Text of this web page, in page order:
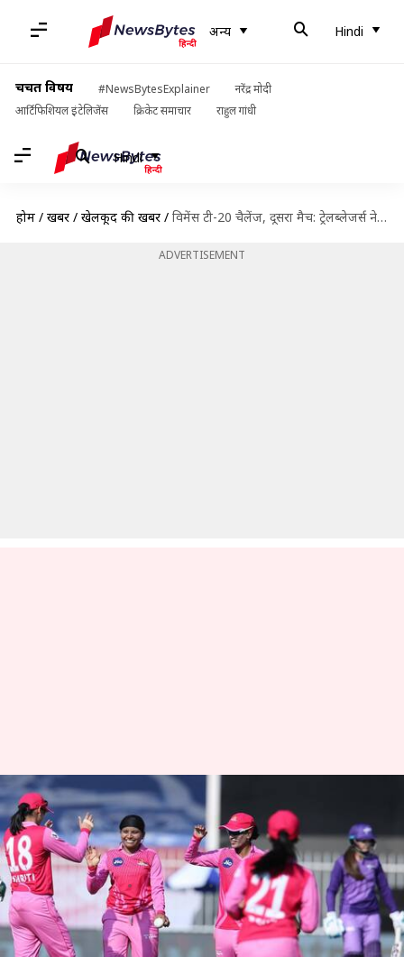
अन्य Hindi
चर्चित विषय #NewsBytesExplainer
नरेंद्र मोदी
आर्टिफिशियल इंटेलिजेंस
क्रिकेट समाचार राहुल गांधी
Hindi
होम / खबरें / खेलकूद की खबरें / विमेंस टी-20 चैलेंज, दूसरा मैच: ट्रेलब्लेजर्स ने वेलोसिटी को 47 पर किया ढेर, जीता मुकाबला
ADVERTISEMENT
विमेंस टी-20 चैलेंज, दूसरा मैच:
ट्रेलब्लेजर्स ने वेलोसिटी को 47 पर
किया ढेर, जीता मुकाबला
लेखन Neeraj Pandey Nov 05, 2020 05:26 pm
क्या है खबर?